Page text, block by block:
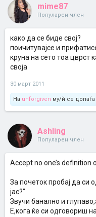
mime87
Популарен член
како да се биде свој?
поичитувајсе и
круна на сето тоа цврст
своја
30 март 2011
На unforgiven му/ѝ се допаѓа
Ashling
Популарен член
Accept no one’s definition
За почеток пробај да си
јас?"
Звучи банално и
Е,кога ќе си одговориш